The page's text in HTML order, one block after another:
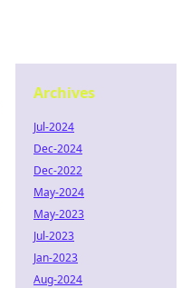
Archives
Jul-2024
Dec-2024
Dec-2022
May-2024
May-2023
Jul-2023
Jan-2023
Aug-2024